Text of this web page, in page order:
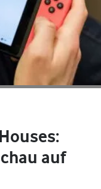
auf